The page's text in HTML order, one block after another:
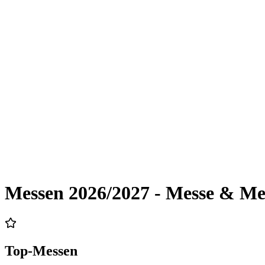
Messen 2026/2027 - Messe &
Top-Messen